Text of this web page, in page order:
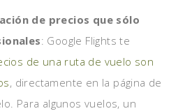
de precios que sólo
: Google Flights te
de una ruta de vuelo son
, directamente en la página de
Para algunos vuelos, un